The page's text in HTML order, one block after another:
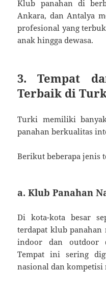
Klub panahan di
Ankara, dan Antalya
profesional yang
anak hingga dewasa.
3. Tempat
Terbaik di
Turki memiliki
panahan berkualitas
Berikut beberapa jenis
a. Klub Panahan
Di kota-kota besar
terdapat klub panahan
indoor dan outdoor
Tempat ini sering
nasional dan kompetisi